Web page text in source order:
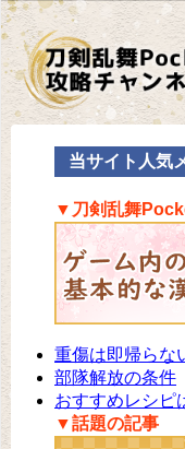
当サイト人気
▼刀剣乱舞
重傷は即帰らな
部隊解放の条件
おすすめレシピ
▼話題の記事